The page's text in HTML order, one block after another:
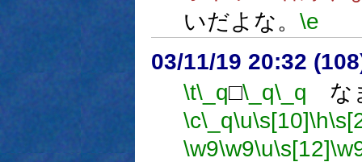
いだよな。 \e
03/11/19 20:32
\t\_q□\_q\_q な
\c\_q\u\s[10]\h
\w9\w9\u\s[12]